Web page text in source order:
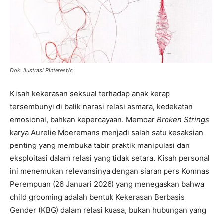
Dok. Ilustrasi Pinterest/c
Kisah kekerasan seksual terhadap anak kerap
tersembunyi di balik narasi relasi asmara, kedekatan
emosional, bahkan kepercayaan. Memoar Broken Strings
karya Aurelie Moeremans menjadi salah satu kesaksian
penting yang membuka tabir praktik manipulasi dan
eksploitasi dalam relasi yang tidak setara. Kisah personal
ini menemukan relevansinya dengan siaran pers Komnas
Perempuan (26 Januari 2026) yang menegaskan bahwa
child grooming adalah bentuk Kekerasan Berbasis
Gender (KBG) dalam relasi kuasa, bukan hubungan yang